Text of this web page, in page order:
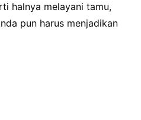
halnya melayani tamu,
pun harus menjadikan